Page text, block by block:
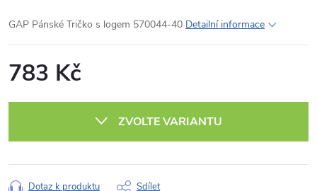
GAP Pánské Tričko s logem 570044-40 Detailní informace
783 Kč
ZVOLTE VARIANTU
Dotaz k produktu Sdílet